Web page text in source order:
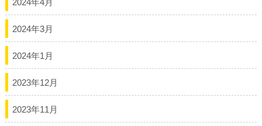
2024年3月
2024年1月
2023年12月
2023年11月